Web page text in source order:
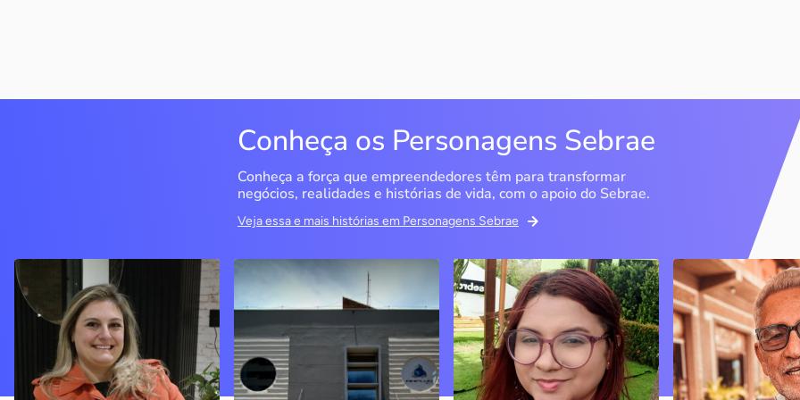
Conheça os Personagens Sebrae
Conheça a força que empreendedores têm para transformar
negócios, realidades e histórias de vida, com o apoio do Sebrae.
Veja essa e mais histórias em Personagens Sebrae
Delucci
Bento Gonçalves / RS
Sem saber muito sobre
empreendedorismo, o casal
contou com o Sebrae para
aprender tudo sobre o
assunto, colocar o negócio
Infoecia Software
Ltda
Londrina / PR
Com mais de 20 anos de
mercado, o empresário
contou com o Sebrae para o
Memória Ancestral
São Luís / MA
Ao lado da irmã e com o
apoio do Sebrae, a Memória
Ancestral utiliza inteligência
artificial com o objetivo de
melhorar a qualidade de vida
Espedito
Nova Olinda / CE
Peças criadas
cearense já foram
apresentadas em
novelas, desfiles
até em exposições